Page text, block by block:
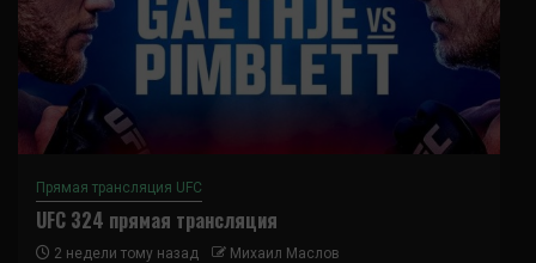
Прямая трансляция UFC
UFC 324 прямая трансляция
2 недели тому назад Михаил Маслов